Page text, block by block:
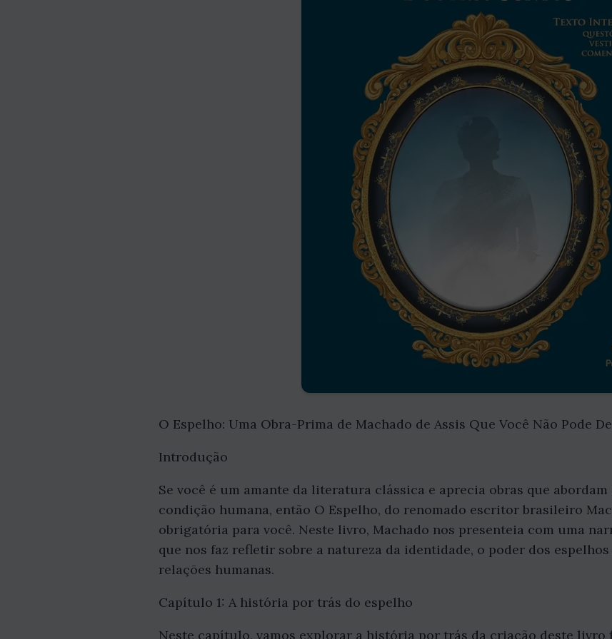
O Espelho: Uma Obra-Prima de Machado de Assis Que Você Não Pode
Introdução
Se você é um amante da literatura clássica e aprecia obras que
condição humana, então O Espelho, do renomado escritor brasileiro
obrigatória para você. Neste livro, Machado nos presenteia com uma
que nos faz refletir sobre a natureza da identidade, o poder dos
relações humanas.
Capítulo 1: A história por trás do espelho
Neste capítulo, vamos explorar a história por trás da criação deste livro